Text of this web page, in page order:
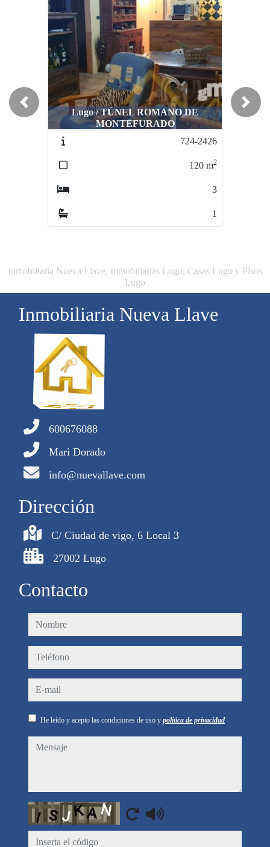
Lugo / TÚNEL ROMANO DE
MONTEFURADO
724-2426
m2
Cospeito / Cospeito
Previous Next
Inmobiliaria Nueva Llave, Inmobiliarias Lugo, Casas Lugo y Pisos
Lugo
Inmobiliaria Nueva Llave
600676088
Mari Dorado
info@nuevallave.com
Dirección
C/ Ciudad de vigo, 6 Local 3
27002 Lugo
Contacto
nombre
teléfono
e-mail
He leído y acepto las condiciones de uso y política de privacidad
mensaje
Captcha